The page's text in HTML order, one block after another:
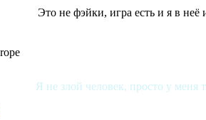
Это не фэйки, игра есть и я в неё
Я не злой человек, просто у меня